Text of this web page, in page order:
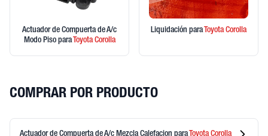
Actuador de Compuerta de A/c
Modo Piso para ToyotaCorolla
Liquidación para ToyotaCorolla
COMPRAR POR PRODUCTO
Actuador de Compuerta de A/c Mezcla Calefacion paraToyotaCorolla